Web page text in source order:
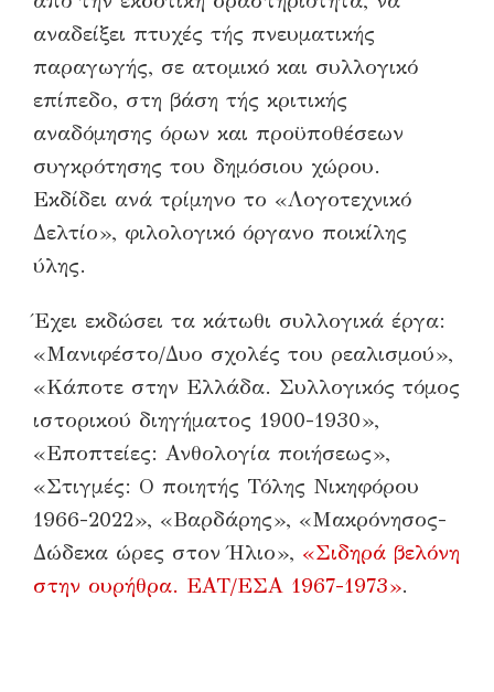
αναδείξει πτυχές τής πνευματικής
παραγωγής, σε ατομικό και συλλογικό
επίπεδο, στη βάση τής κριτικής
αναδόμησης όρων και προϋποθέσεων
συγκρότησης του δημόσιου χώρου.
Εκδίδει ανά τρίμηνο το «Λογοτεχνικό
Δελτίο», φιλολογικό όργανο ποικίλης
ύλης.
Έχει εκδώσει τα κάτωθι συλλογικά έργα:
«Μανιφέστο/Δυο σχολές του ρεαλισμού»,
«Κάποτε στην Ελλάδα. Συλλογικός τόμος
ιστορικού διηγήματος 1900-1930»,
«Εποπτείες: Ανθολογία ποιήσεως»,
«Στιγμές: Ο ποιητής Τόλης Νικηφόρου
1966-2022», «Βαρδάρης», «Μακρόνησος-
Δώδεκα ώρες στον Ήλιο», «Σιδηρά βελόνη
στην ουρήθρα. ΕΑΤ/ΕΣΑ 1967-1973».